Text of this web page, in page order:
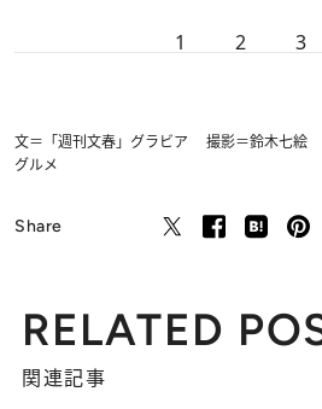
1 2 3
文＝「週刊文春」グラビア 撮影＝鈴木七絵
グルメ
Share
RELATED
関連記事